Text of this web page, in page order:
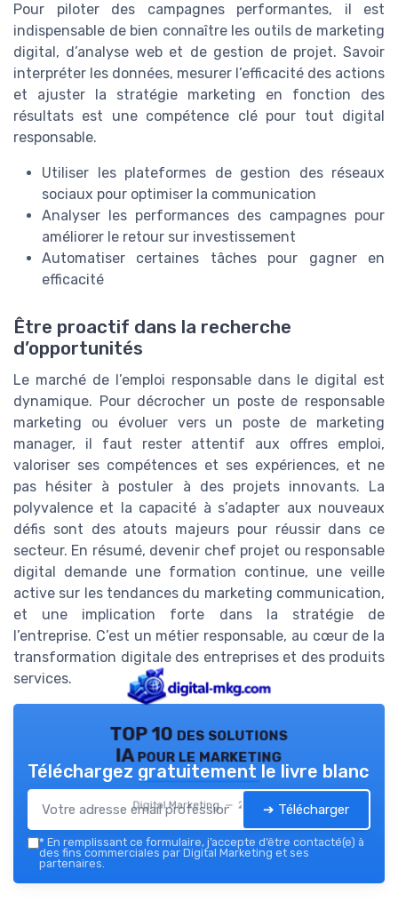
Pour piloter des campagnes performantes, il est
indispensable de bien connaître les outils de marketing
digital, d’analyse web et de gestion de projet. Savoir
interpréter les données, mesurer l’efficacité des actions
et ajuster la stratégie marketing en fonction des
résultats est une compétence clé pour tout digital
responsable.
Utiliser les plateformes de gestion des réseaux
sociaux pour optimiser la communication
Analyser les performances des campagnes pour
améliorer le retour sur investissement
Automatiser certaines tâches pour gagner en
efficacité
Être proactif dans la recherche
d’opportunités
Le marché de l’emploi responsable dans le digital est
dynamique. Pour décrocher un poste de responsable
marketing ou évoluer vers un poste de marketing
manager, il faut rester attentif aux offres emploi,
valoriser ses compétences et ses expériences, et ne
pas hésiter à postuler à des projets innovants. La
polyvalence et la capacité à s’adapter aux nouveaux
défis sont des atouts majeurs pour réussir dans ce
secteur. En résumé, devenir chef projet ou responsable
digital demande une formation continue, une veille
active sur les tendances du marketing communication,
et une implication forte dans la stratégie de
l’entreprise. C’est un métier responsable, au cœur de la
transformation digitale des entreprises et des produits
services.
TOP 10 des solutions
IA pour le marketing
Digital Marketing — 2026
Téléchargez gratuitement le livre blanc
➔ Télécharger
* En remplissant ce formulaire, j’accepte d’être contacté(e) à
des fins commerciales par Digital Marketing et ses
partenaires.